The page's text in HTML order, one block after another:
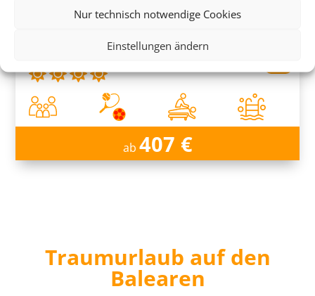
Nur technisch notwendige Cookies
Einstellungen ändern
Can Picafort, Mallorca
ab 407 €
Traumurlaub auf den
Balearen